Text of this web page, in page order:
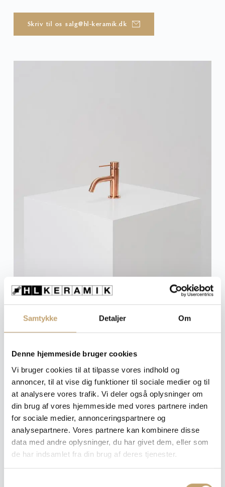
Samtykke Detaljer Om
Denne hjemmeside bruger cookies
Vi bruger cookies til at tilpasse vores indhold og
annoncer, til at vise dig funktioner til sociale medier og til
at analysere vores trafik. Vi deler også oplysninger om
din brug af vores hjemmeside med vores partnere inden
for sociale medier, annonceringspartnere og
analysepartnere. Vores partnere kan kombinere disse
data med andre oplysninger, du har givet dem, eller som
de har indsamlet fra din brug af deres tjenester.
moms- og afgiftsændringer samt leveringssvigt fra
vores leverandører.
Du kunne også være interesseret i:
Skriv til os salg@hl-keramik.dk